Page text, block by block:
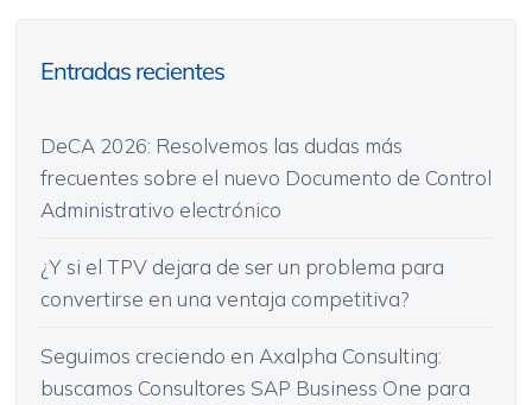
Entradas recientes
DeCA 2026: Resolvemos las dudas más
frecuentes sobre el nuevo Documento de Control
Administrativo electrónico
¿Y si el TPV dejara de ser un problema para
convertirse en una ventaja competitiva?
Seguimos creciendo en Axalpha Consulting:
buscamos Consultores SAP Business One para